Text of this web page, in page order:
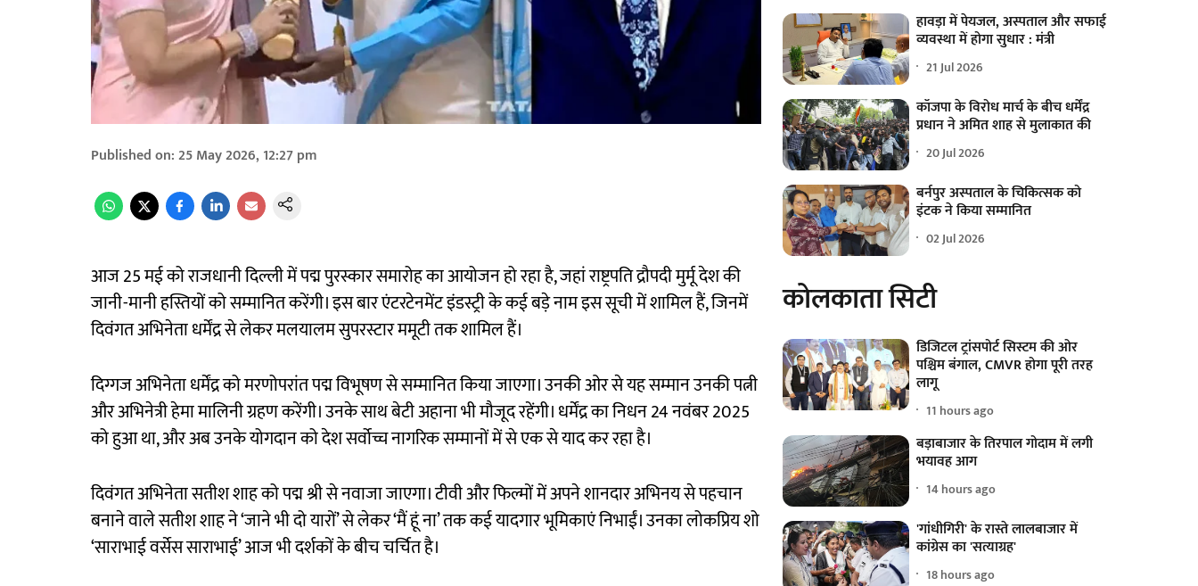
Published on:25 May 2026, 12:27 pm
आज 25 मई को राजधानी दिल्ली में पद्म पुरस्कार समारोह का आयोजन हो रहा है, जहां राष्ट्रपति द्रौपदी मुर्मू देश की
जानी-मानी हस्तियों को सम्मानित करेंगी। इस बार एंटरटेनमेंट इंडस्ट्री के कई बड़े नाम इस सूची में शामिल हैं, जिनमें
दिवंगत अभिनेता धर्मेंद्र से लेकर मलयालम सुपरस्टार ममूटी तक शामिल हैं।
दिग्गज अभिनेता धर्मेंद्र को मरणोपरांत पद्म विभूषण से सम्मानित किया जाएगा। उनकी ओर से यह सम्मान उनकी पत्नी
और अभिनेत्री हेमा मालिनी ग्रहण करेंगी। उनके साथ बेटी अहाना भी मौजूद रहेंगी। धर्मेंद्र का निधन 24 नवंबर 2025
को हुआ था, और अब उनके योगदान को देश सर्वोच्च नागरिक सम्मानों में से एक से याद कर रहा है।
दिवंगत अभिनेता सतीश शाह को पद्म श्री से नवाजा जाएगा। टीवी और फिल्मों में अपने शानदार अभिनय से पहचान
बनाने वाले सतीश शाह ने ‘जाने भी दो यारों’ से लेकर ‘मैं हूं ना’ तक कई यादगार भूमिकाएं निभाईं। उनका लोकप्रिय शो
‘साराभाई वर्सेस साराभाई’ आज भी दर्शकों के बीच चर्चित है।
हावड़ा में पेयजल, अस्पताल और सफाई
व्यवस्था में होगा सुधार : मंत्री
21 Jul 2026
कॉजपा के विरोध मार्च के बीच धर्मेंद्र
प्रधान ने अमित शाह से मुलाकात की
20 Jul 2026
बर्नपुर अस्पताल के चिकित्सक को
इंटक ने किया सम्मानित
02 Jul 2026
कोलकाता सिटी
डिजिटल ट्रांसपोर्ट सिस्टम की ओर
पश्चिम बंगाल, CMVR होगा पूरी तरह
लागू
11 hours ago
बड़ाबाजार के तिरपाल गोदाम में लगी
भयावह आग
14 hours ago
'गांधीगिरी' के रास्ते लालबाजार में
कांग्रेस का 'सत्याग्रह'
18 hours ago